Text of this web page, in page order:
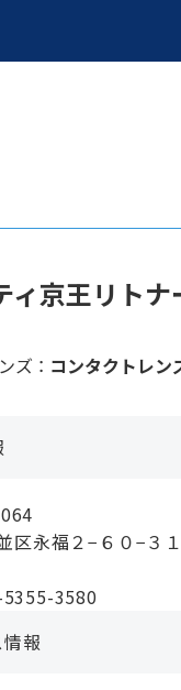
ィ京王リト
ズ ： コンタクトレン
区永福２−６０−
5355-3580
報